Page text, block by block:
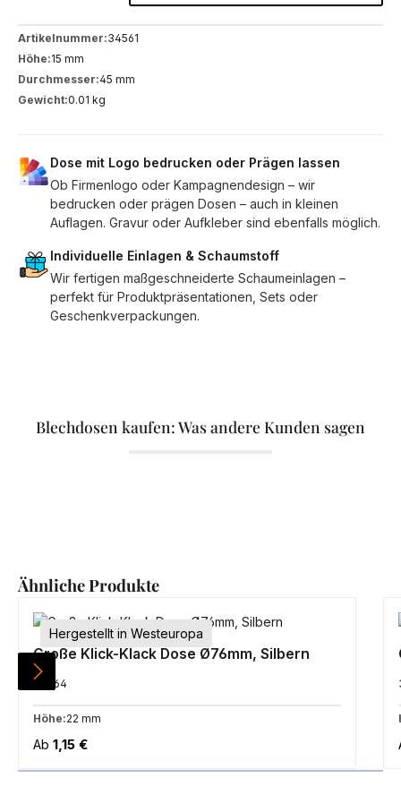
Artikelnummer:34561
Höhe:15 mm
Durchmesser:45 mm
Gewicht:0.01 kg
Dose mit Logo bedrucken oder Prägen lassen
Ob Firmenlogo oder Kampagnendesign – wir
bedrucken oder prägen Dosen – auch in kleinen
Auflagen. Gravur oder Aufkleber sind ebenfalls möglich.
Individuelle Einlagen & Schaumstoff
Wir fertigen maßgeschneiderte Schaumeinlagen –
perfekt für Produktpräsentationen, Sets oder
Geschenkverpackungen.
Blechdosen kaufen: Was andere Kunden sagen
Produktgalerie überspringen
Ähnliche Produkte
Hergestellt in Westeuropa
Große Klick-Klack Dose Ø76mm, Silbern
34564
Höhe:22 mm
Regulärer Preis:
Ab 1,15 €